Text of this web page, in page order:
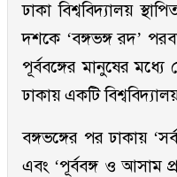
ঢাকা বিশ্ববিদ্যালয়
দশকে ‘বঙ্গভঙ্গ রদ’
পূর্ববঙ্গের মানুষের
ঢাকায় একটি
বঙ্গভঙ্গের পর ঢাকায়
এবং ‘পূর্ববঙ্গ ও আসাম